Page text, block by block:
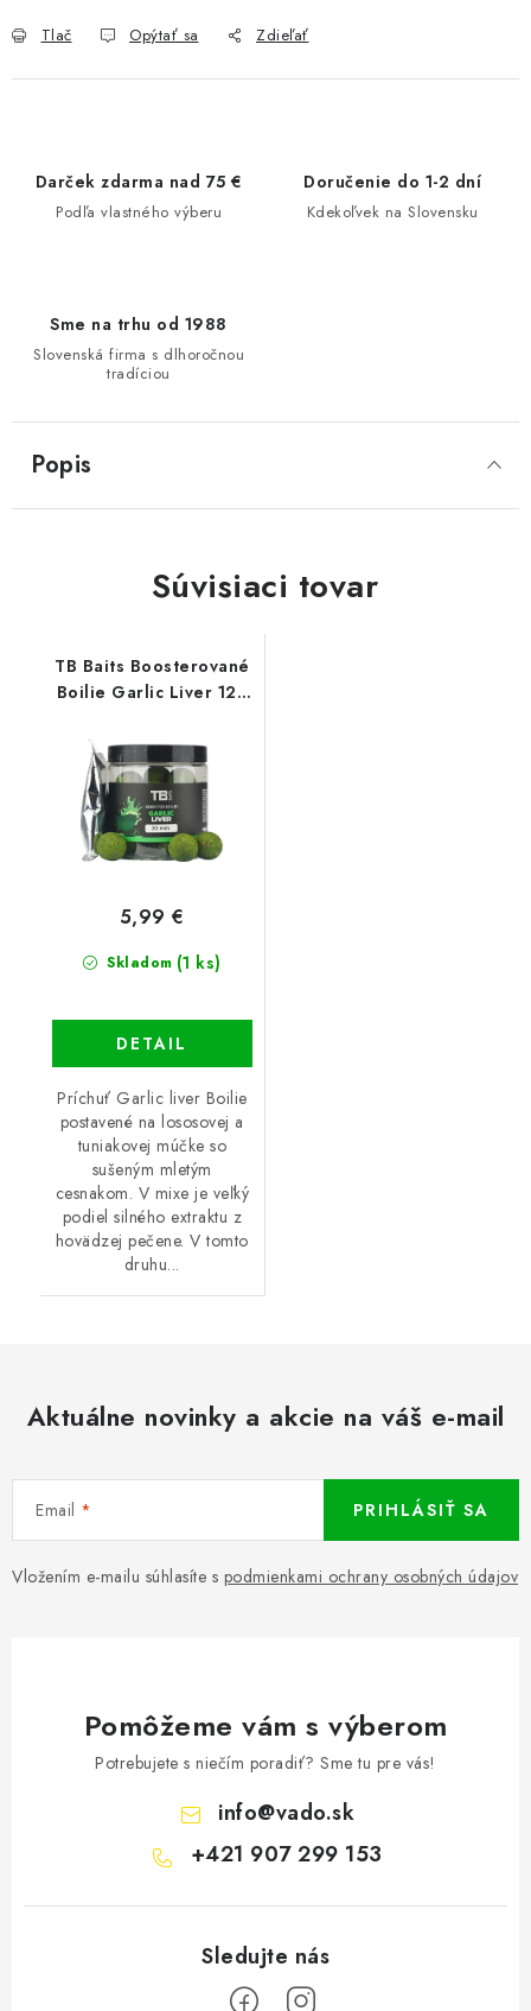
Tlač Opýtať sa Zdieľať
Darček zdarma nad 75 €
Podľa vlastného výberu
Doručenie do 1-2 dní
Kdekoľvek na Slovensku
Sme na trhu od 1988
Slovenská firma s dlhoročnou
tradíciou
Popis
Súvisiaci tovar
TB Baits Boosterované
Boilie Garlic Liver 120
Skladom (1 ks)
5,99 €
DETAIL
Príchuť Garlic liver Boilie
postavené na lososovej a
tuniakovej múčke so
sušeným mletým
cesnakom. V mixe je veľký
podiel silného extraktu z
hovädzej pečene. V tomto
druhu...
Aktuálne novinky a akcie na váš e-mail
Email
Vložením e-mailu súhlasíte s podmienkami ochrany osobných údajov
PRIHLÁSIŤ SA
Pomôžeme vám s výberom
Potrebujete s niečím poradiť? Sme tu pre vás!
info@vado.sk
+421 907 299 153